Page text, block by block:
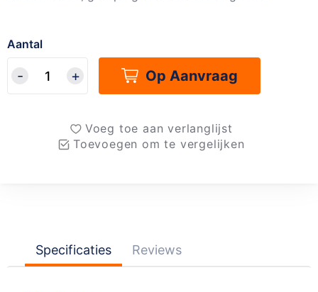
Aantal
Op Aanvraag
Voeg toe aan verlanglijst
Toevoegen om te vergelijken
Specificaties Reviews